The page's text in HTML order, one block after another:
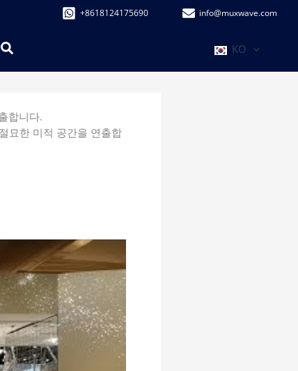
+8618124175690 info@muxwave.com
검
색
KO
합니다.
묘한 미적 공간을 연출합